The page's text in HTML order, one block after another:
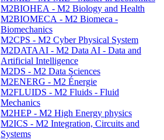
M2BIOHEA - M2 Biology and Health
M2BIOMECA - M2 Biomeca -
Biomechanics
M2CPS - M2 Cyber Physical System
M2DATAAI - M2 Data AI - Data and
Artificial Intelligence
M2DS - M2 Data Sciences
M2ENERG - M2 Énergie
M2FLUIDS - M2 Fluids - Fluid
Mechanics
M2HEP - M2 High Energy physics
M2ICS - M2 Integration, Circuits and
Systems